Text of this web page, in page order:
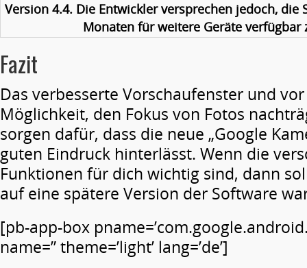
Version 4.4. Die Entwickler versprechen jedoch, die
Monaten für weitere Geräte verfügbar
Fazit
Das verbesserte Vorschaufenster und
Möglichkeit, den Fokus von Fotos
sorgen dafür, dass die neue „Google
guten Eindruck hinterlässt. Wenn die
Funktionen für dich wichtig sind, dann
auf eine spätere Version der Software
[pb-app-box
name=” theme=’light’ lang=’de’]